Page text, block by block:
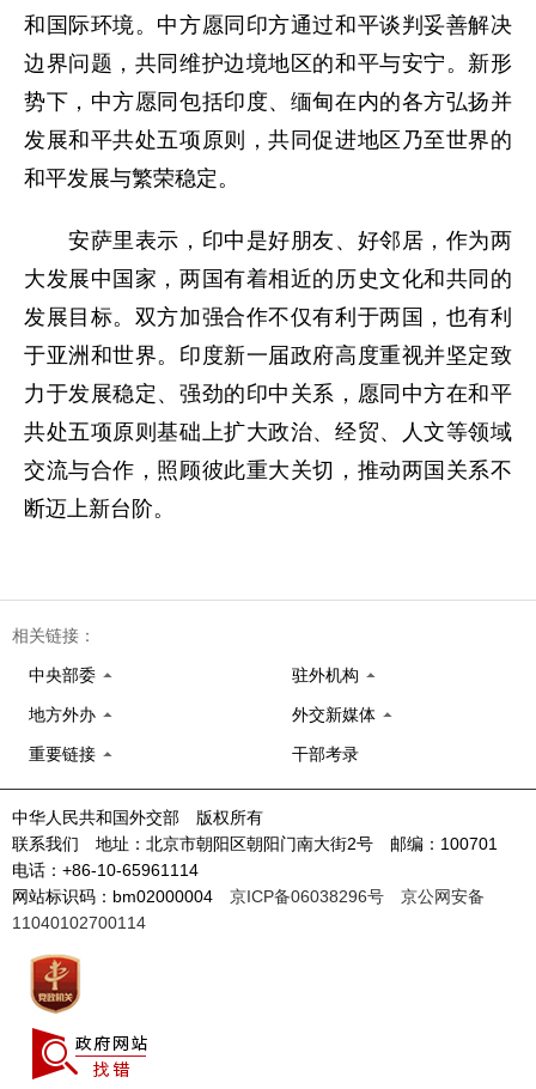
和国际环境。中方愿同印方通过和平谈判妥善解决
边界问题，共同维护边境地区的和平与安宁。新形
势下，中方愿同包括印度、缅甸在内的各方弘扬并
发展和平共处五项原则，共同促进地区乃至世界的
和平发展与繁荣稳定。
安萨里表示，印中是好朋友、好邻居，作为两
大发展中国家，两国有着相近的历史文化和共同的
发展目标。双方加强合作不仅有利于两国，也有利
于亚洲和世界。印度新一届政府高度重视并坚定致
力于发展稳定、强劲的印中关系，愿同中方在和平
共处五项原则基础上扩大政治、经贸、人文等领域
交流与合作，照顾彼此重大关切，推动两国关系不
断迈上新台阶。
相关链接：
中央部委 驻外机构
地方外办 外交新媒体
重要链接 干部考录
中华人民共和国外交部 版权所有
联系我们 地址：北京市朝阳区朝阳门南大街2号 邮编：100701
电话：+86-10-65961114
网站标识码：bm02000004 京ICP备06038296号
京公网安备
11040102700114